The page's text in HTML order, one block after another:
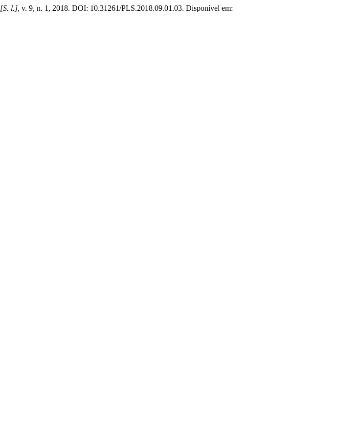
[S. l.], v. 9, n. 1, 2018. DOI: 10.31261/PLS.2018.09.01.03. Disponível em: